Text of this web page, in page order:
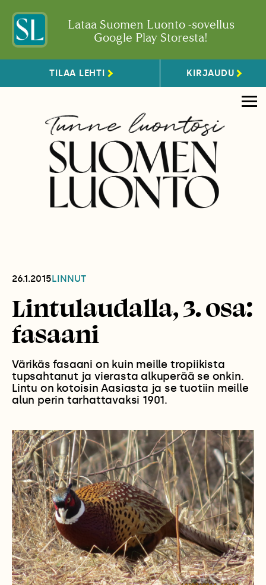
Lataa Suomen Luonto -sovellus
Google Play Storesta!
TILAA LEHTI KIRJAUDU
26.1.2015LINNUT
Lintulaudalla, 3. osa:
fasaani
Värikäs fasaani on kuin meille tropiikista
tupsahtanut ja vierasta alkuperää se onkin.
Lintu on kotoisin Aasiasta ja se tuotiin meille
alun perin tarhattavaksi 1901.